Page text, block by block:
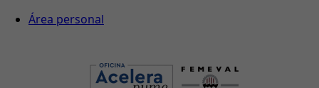
Área personal